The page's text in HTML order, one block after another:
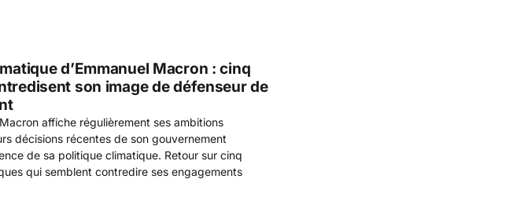
d’Emmanuel Macron : cinq
son image de défenseur de
affiche régulièrement ses ambitions
décisions récentes de son gouvernement
de sa politique climatique. Retour sur cinq
qui semblent contredire ses engagements